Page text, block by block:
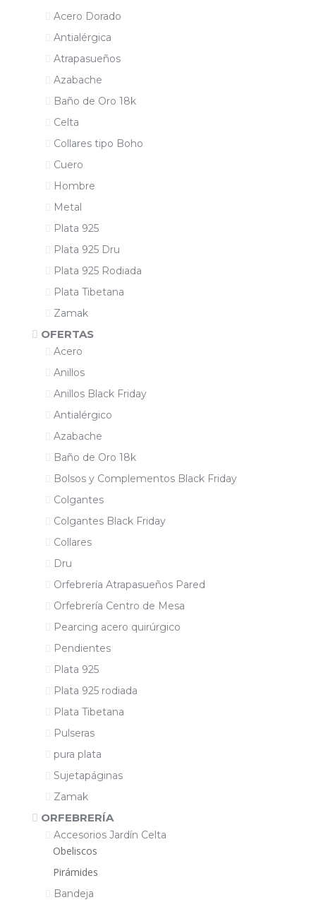
Acero Dorado
Antialérgica
Atrapasueños
Azabache
Baño de Oro 18k
Celta
Collares tipo Boho
Cuero
Hombre
Metal
Plata 925
Plata 925 Dru
Plata 925 Rodiada
Plata Tibetana
Zamak
OFERTAS
Acero
Anillos
Anillos Black Friday
Antialérgico
Azabache
Baño de Oro 18k
Bolsos y Complementos Black Friday
Colgantes
Colgantes Black Friday
Collares
Dru
Orfebrería Atrapasueños Pared
Orfebrería Centro de Mesa
Pearcing acero quirúrgico
Pendientes
Plata 925
Plata 925 rodiada
Plata Tibetana
Pulseras
pura plata
Sujetapáginas
Zamak
ORFEBRERÍA
Accesorios Jardín Celta
Obeliscos
Pirámides
Bandeja